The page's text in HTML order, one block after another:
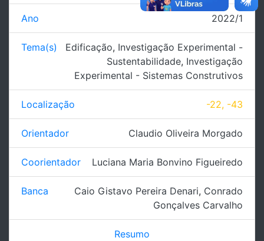
Ano 2022/1
Tema(s) Edificação, Investigação Experimental -
Sustentabilidade, Investigação
Experimental - Sistemas Construtivos
Localização -22, -43
Orientador Claudio Oliveira Morgado
Coorientador Luciana Maria Bonvino Figueiredo
Banca Caio Gistavo Pereira Denari, Conrado
Gonçalves Carvalho
Resumo